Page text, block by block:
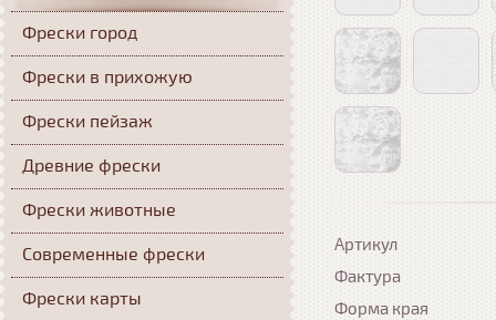
Артикул
Фактура
Форма края
Фрески город
Фрески в прихожую
Фрески пейзаж
Древние фрески
Фрески животные
Современные фрески
Фрески карты